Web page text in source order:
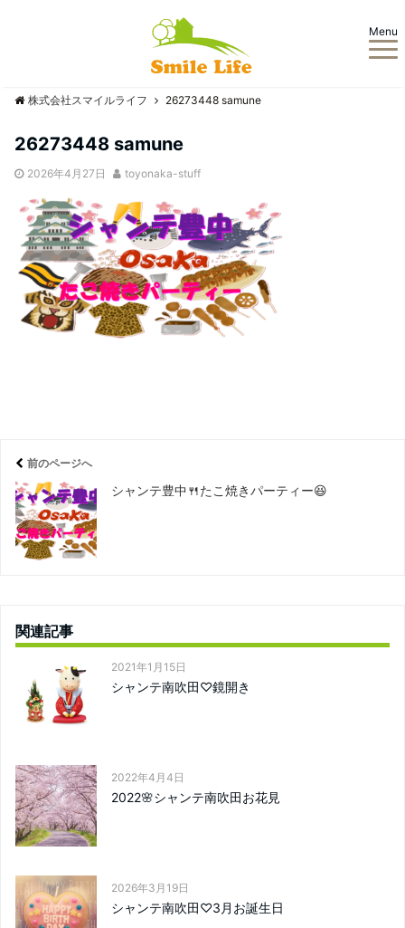
Menu
株式会社スマイルライフ 26273448 samune
26273448 samune
2026年4月27日 toyonaka-stuff
前のページへ
シャンテ豊中🍴たこ焼きパーティー😆
関連記事
2021年1月15日
シャンテ南吹田♡鏡開き
2022年4月4日
2022🌸シャンテ南吹田お花見
2026年3月19日
シャンテ南吹田♡3月お誕生日